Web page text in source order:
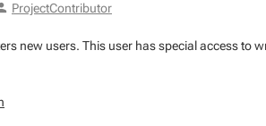
ProjectContributor
new users. This user has special access to